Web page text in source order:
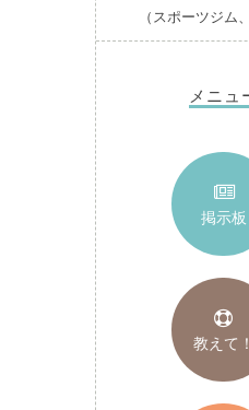
（スポーツジム
メニュ
掲示板
教えて！